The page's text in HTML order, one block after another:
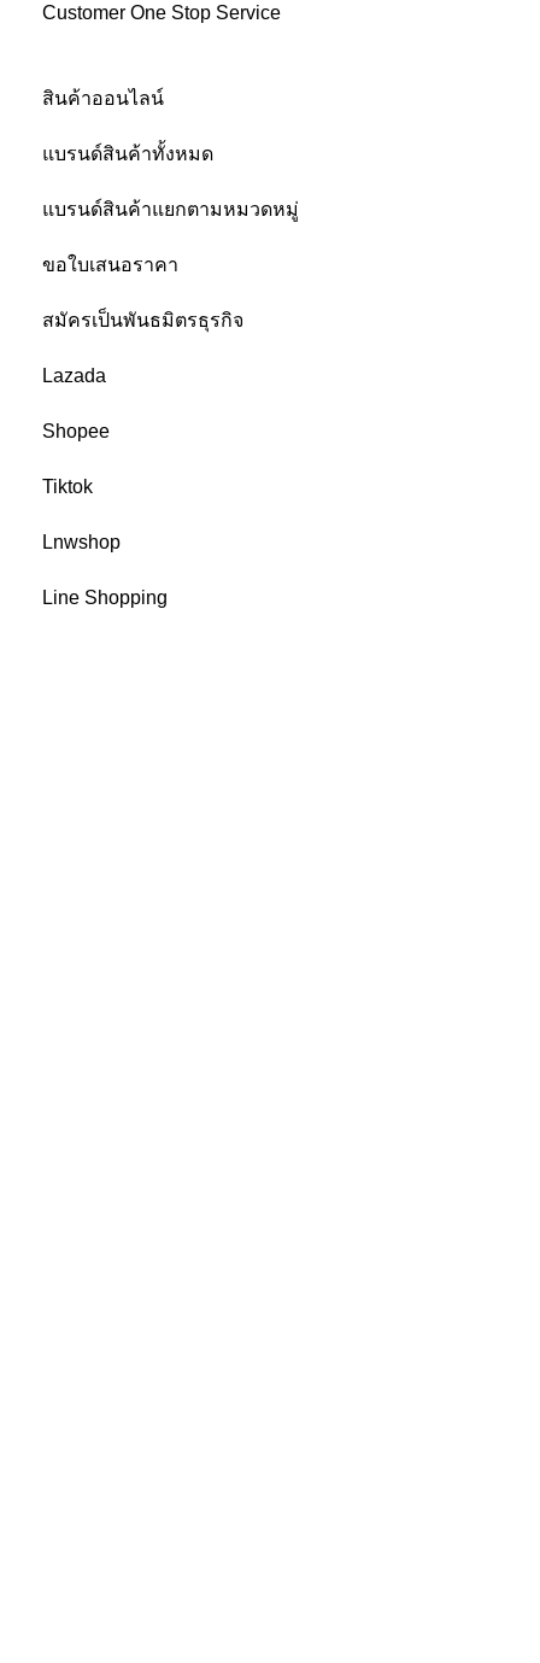
Customer One Stop Service
สินค้าออนไลน์
แบรนด์สินค้าทั้งหมด
แบรนด์สินค้าแยกตามหมวดหมู่
ขอใบเสนอราคา
สมัครเป็นพันธมิตรธุรกิจ
Lazada
Shopee
Tiktok
Lnwshop
Line Shopping